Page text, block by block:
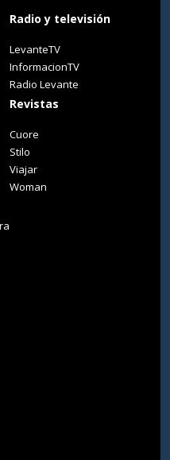
Radio y televisión
LevanteTV
InformacionTV
Radio Levante
Revistas
Cuore
Stilo
Viajar
Woman